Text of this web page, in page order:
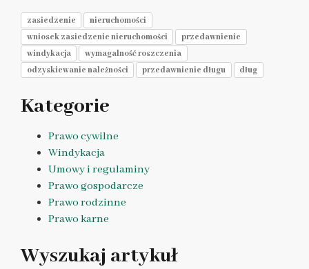
zasiedzenie
nieruchomości
wniosek zasiedzenie nieruchomości
przedawnienie
windykacja
wymagalność roszczenia
odzyskiewanie należności
przedawnienie długu dług
Kategorie
Prawo cywilne
Windykacja
Umowy i regulaminy
Prawo gospodarcze
Prawo rodzinne
Prawo karne
Wyszukaj artykuł